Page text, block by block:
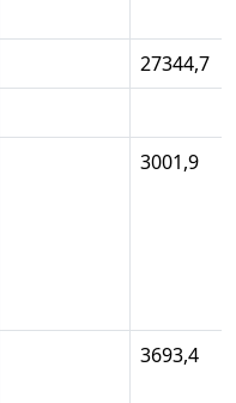
27344,7
3001,9
3693,4